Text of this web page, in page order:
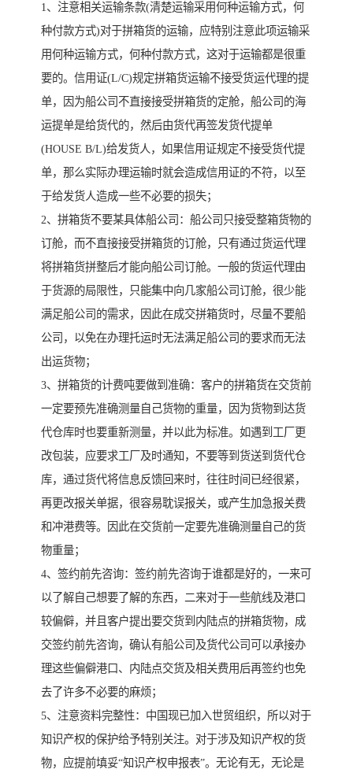
1、注意相关运输条款(清楚运输采用何种运输方式，何
种付款方式)对于拼箱货的运输，应特别注意此项运输采
用何种运输方式，何种付款方式，这对于运输都是很重
要的。信用证(L/C)规定拼箱货运输不接受货运代理的提
单，因为船公司不直接接受拼箱货的定舱，船公司的海
运提单是给货代的，然后由货代再签发货代提单
(HOUSE B/L)给发货人，如果信用证规定不接受货代提
单，那么实际办理运输时就会造成信用证的不符，以至
于给发货人造成一些不必要的损失；
2、拼箱货不要某具体船公司：船公司只接受整箱货物的
订舱，而不直接接受拼箱货的订舱，只有通过货运代理
将拼箱货拼整后才能向船公司订舱。一般的货运代理由
于货源的局限性，只能集中向几家船公司订舱，很少能
满足船公司的需求，因此在成交拼箱货时，尽量不要船
公司，以免在办理托运时无法满足船公司的要求而无法
出运货物；
3、拼箱货的计费吨要做到准确：客户的拼箱货在交货前
一定要预先准确测量自己货物的重量，因为货物到达货
代仓库时也要重新测量，并以此为标准。如遇到工厂更
改包装，应要求工厂及时通知，不要等到货送到货代仓
库，通过货代将信息反馈回来时，往往时间已经很紧，
再更改报关单据，很容易耽误报关，或产生加急报关费
和冲港费等。因此在交货前一定要先准确测量自己的货
物重量；
4、签约前先咨询：签约前先咨询于谁都是好的，一来可
以了解自己想要了解的东西，二来对于一些航线及港口
较偏僻，并且客户提出要交货到内陆点的拼箱货物，成
交签约前先咨询，确认有船公司及货代公司可以承接办
理这些偏僻港口、内陆点交货及相关费用后再签约也免
去了许多不必要的麻烦；
5、注意资料完整性：中国现已加入世贸组织，所以对于
知识产权的保护给予特别关注。对于涉及知识产权的货
物，应提前填妥“知识产权申报表”。无论有无，无论是